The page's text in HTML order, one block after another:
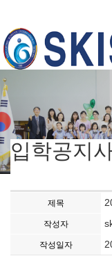
입학공지
제목
작성자
작성일자